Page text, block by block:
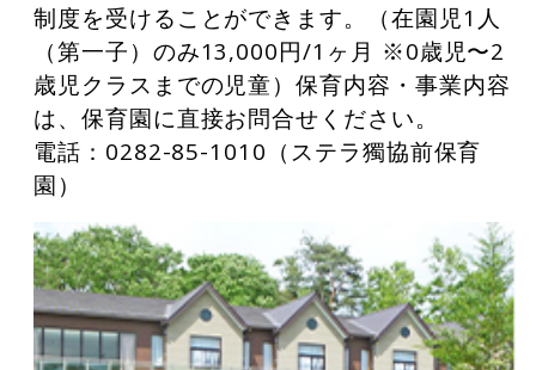
制度を受けることができます。（在園児1人
（第一子）のみ13,000円/1ヶ月 ※0歳児〜2
歳児クラスまでの児童）保育内容・事業内容
は、保育園に直接お問合せください。
電話： 0282-85-1010 （ステラ獨協前保育
園）